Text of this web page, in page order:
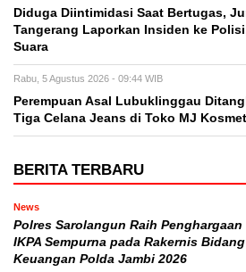
Diduga Diintimidasi Saat Bertugas,
Tangerang Laporkan Insiden ke
Suara
Rabu, 5 Agustus 2026 - 09:44 WIB
Perempuan Asal Lubuklinggau
Tiga Celana Jeans di Toko MJ
BERITA TERBARU
News
Polres Sarolangun Raih Penghargaan
IKPA Sempurna pada Rakernis Bidang
Keuangan Polda Jambi 2026